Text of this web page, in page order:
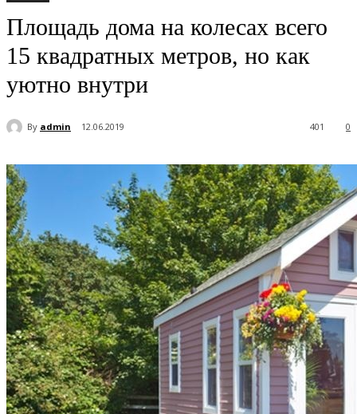
Площадь дома на колесах всего
15 квадратных метров, но как
уютно внутри
By admin 12.06.2019 0
401